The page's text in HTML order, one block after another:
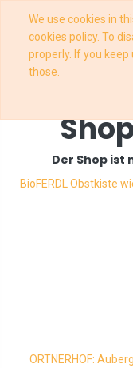
We use cookies in
cookies policy. To
properly. If you
those.
Der Shop
BioFERDL Obstkiste
ORTNERHOF: